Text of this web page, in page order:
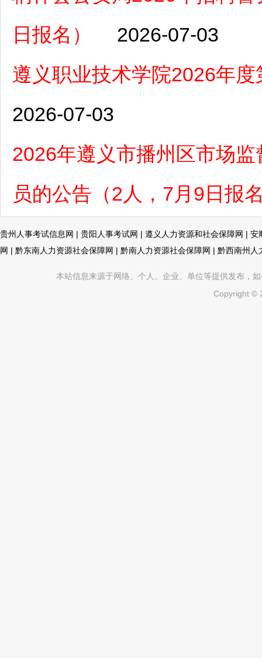
日报名）
2026-07-03
遵义职业技术学院2026年
2026-07-03
2026年遵义市播州区市场
员的公告（2人，7月9日报
贵州人事考试信息网 | 贵阳人事考试网 | 遵义人力资源和社会保障网 | 安
网 | 黔东南人力资源社会保障网 | 黔南人力资源社会保障网 | 黔西南州人
本站信息来源于网络、个人、企业、单位等提供发布，
Copyright ©